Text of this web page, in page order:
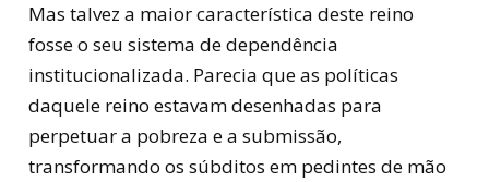
Mas talvez a maior característica deste reino
fosse o seu sistema de dependência
institucionalizada. Parecia que as políticas
daquele reino estavam desenhadas para
perpetuar a pobreza e a submissão,
transformando os súbditos em pedintes de mão